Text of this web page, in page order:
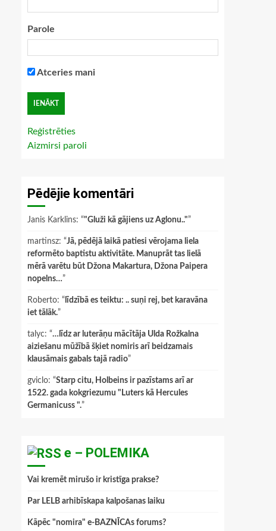
Parole
Atceries mani
Reģistrēties
Aizmirsi paroli
Pēdējie komentāri
Janis Karklins: “"Gluži kā gājiens uz Aglonu.."”
martinsz: “Jā, pēdējā laikā patiesi vērojama liela
reformēto baptistu aktivitāte. Manuprāt tas lielā
mērā varētu būt Džona Makartura, Džona Paipera
nopelns…”
Roberto: “ līdzībā es teiktu: .. suņi rej, bet karavāna
iet tālāk.”
talyc: “…līdz ar luterāņu mācītāja Ulda Rožkalna
aiziešanu mūžībā šķiet nomiris arī beidzamais
klausāmais gabals tajā radio”
gviclo: “Starp citu, Holbeins ir pazīstams arī ar
1522. gada kokgriezumu "Luters kā Hercules
Germanicuss ".”
e – POLEMIKA
Vai kremēt mirušo ir kristīga prakse?
Par LELB arhibīskapa kalpošanas laiku
Kāpēc "nomira" e-BAZNĪCAs forums?